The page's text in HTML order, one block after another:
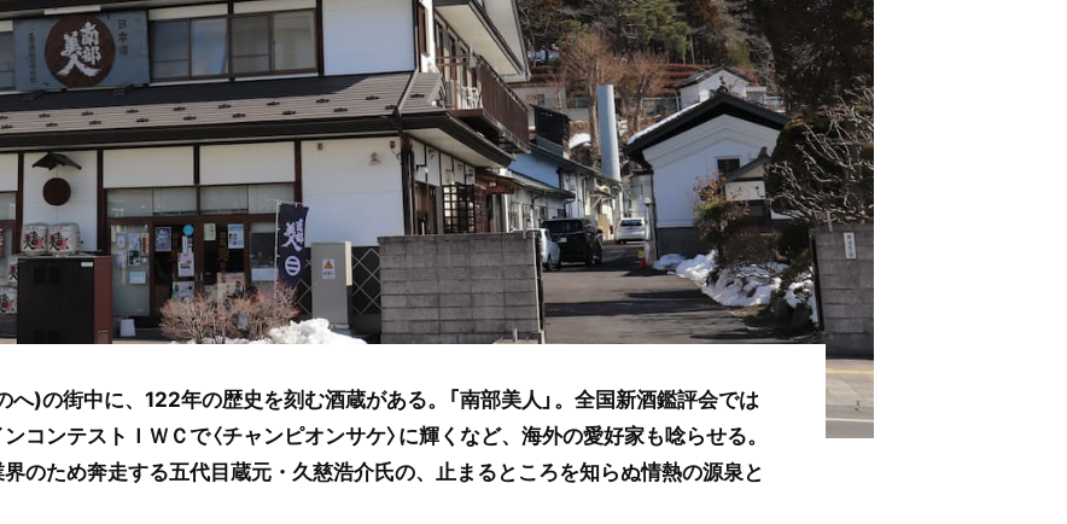
)の街中に、122年の歴史を刻む酒蔵がある。「南部美人」。全国新酒鑑評会では
コンテストＩＷＣで〈チャンピオンサケ〉に輝くなど、海外の愛好家も唸らせる。
のため奔走する五代目蔵元・久慈浩介氏の、止まるところを知らぬ情熱の源泉と